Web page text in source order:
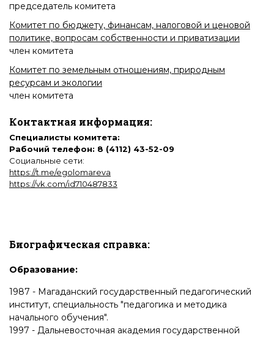
председатель комитета
Комитет по бюджету, финансам, налоговой и ценовой
политике, вопросам собственности и приватизации
член комитета
Комитет по земельным отношениям, природным
ресурсам и экологии
член комитета
Контактная информация:
Специалисты комитета:
Рабочий телефон: 8 (4112) 43-52-09
Социальные сети:
https://t.me/egolomareva
https://vk.com/id710487833
Биографическая справка:
Образование:
1987 - Магаданский государственный педагогический
институт, специальность "педагогика и методика
начального обучения".
1997 - Дальневосточная академия государственной